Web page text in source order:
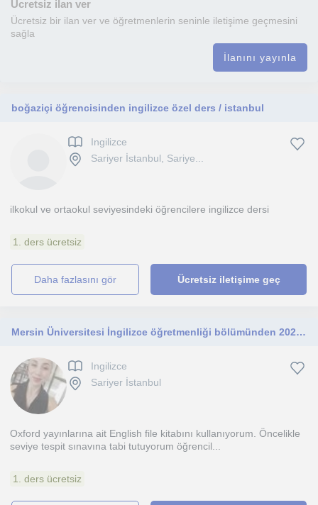
Ücretsiz ilan ver
Ücretsiz bir ilan ver ve öğretmenlerin seninle iletişime geçmesini
sağla
İlanını yayınla
boğaziçi öğrencisinden ingilizce özel ders / istanbul
Ingilizce
Sariyer İstanbul, Sariye...
ilkokul ve ortaokul seviyesindeki öğrencilere ingilizce dersi
1. ders ücretsiz
daha fazlasını gör Ücretsiz iletişime geç
Mersin Üniversitesi İngilizce öğretmenliği bölümünden 2025 yaz döneminde mezun oldum. Özel ders veriyorum.
Ingilizce
Sariyer İstanbul
Oxford yayınlarına ait English file kitabını kullanıyorum. Öncelikle
seviye tespit sınavına tabi tutuyorum öğrencil...
1. ders ücretsiz